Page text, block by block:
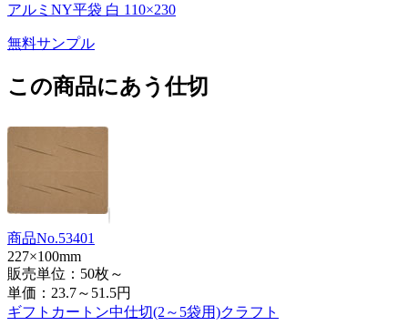
アルミNY平袋 白 110×230
無料サンプル
この商品にあう仕切
商品No.53401
227×100mm
販売単位：50枚～
単価： 23.7～51.5円
ギフトカートン中仕切(2～5袋用)クラフト